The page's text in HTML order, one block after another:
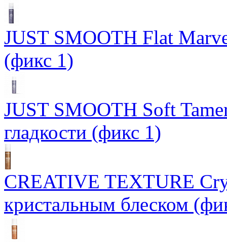
JUST SMOOTH Flat
(фикс 1)
JUST SMOOTH Soft
гладкости (фикс 1)
CREATIVE TEXTURE
кристальным блеском